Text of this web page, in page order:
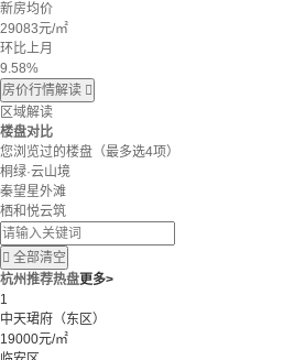
新房均价
29083元/㎡
环比上月
9.58%
房价行情解读 
区域解读
楼盘对比
您浏览过的楼盘 （最多选4项）
桐绿·云山境
秦望星外滩
栖和悦云筑
 全部清空
杭州推荐热盘更多>
1
中天珺府（东区）
19000元/㎡